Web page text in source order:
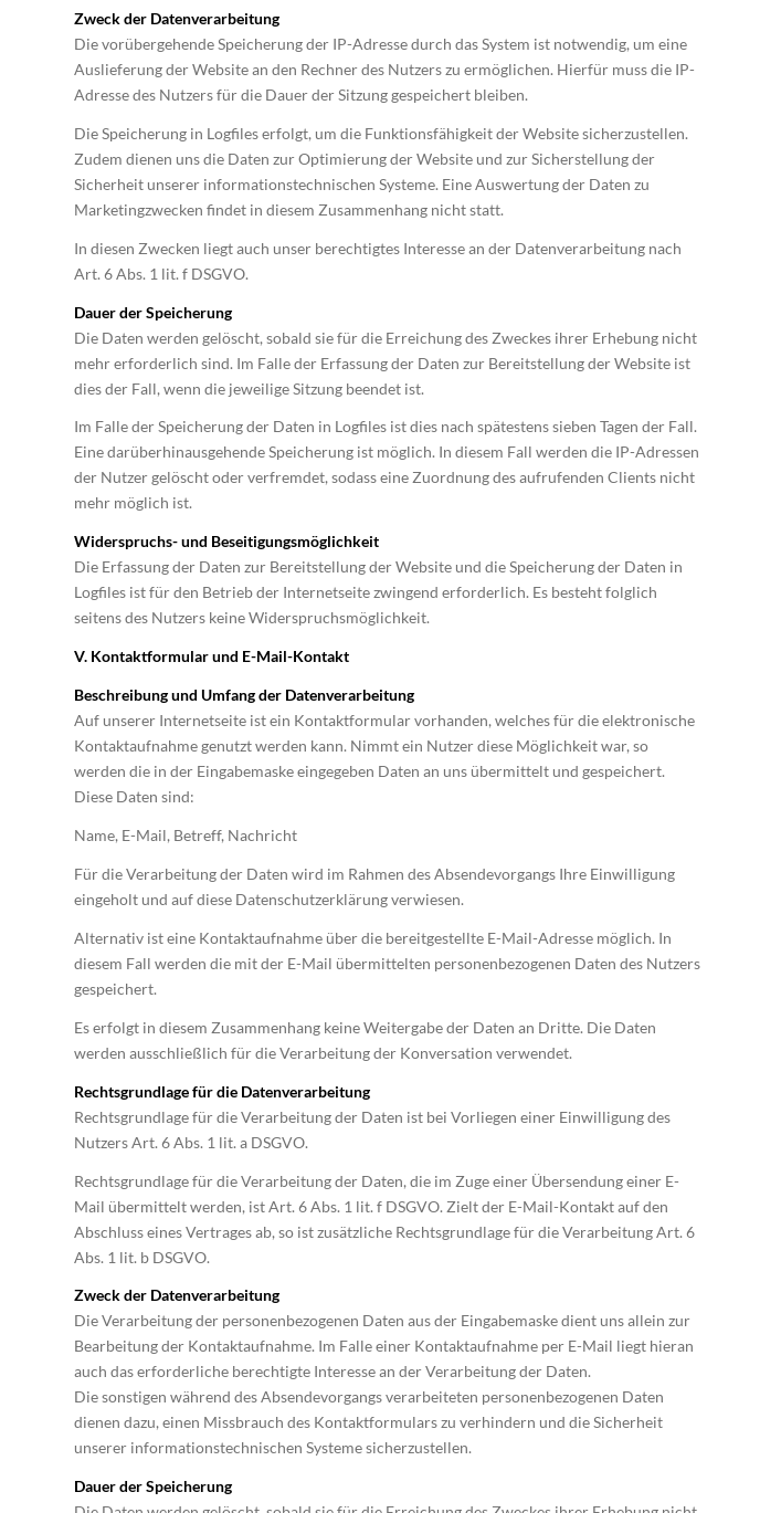
Zweck der Datenverarbeitung
Die vorübergehende Speicherung der IP-Adresse durch das System ist notwendig, um eine
Auslieferung der Website an den Rechner des Nutzers zu ermöglichen. Hierfür muss die IP-
Adresse des Nutzers für die Dauer der Sitzung gespeichert bleiben.
Die Speicherung in Logfiles erfolgt, um die Funktionsfähigkeit der Website sicherzustellen.
Zudem dienen uns die Daten zur Optimierung der Website und zur Sicherstellung der
Sicherheit unserer informationstechnischen Systeme. Eine Auswertung der Daten zu
Marketingzwecken findet in diesem Zusammenhang nicht statt.
In diesen Zwecken liegt auch unser berechtigtes Interesse an der Datenverarbeitung nach
Art. 6 Abs. 1 lit. f DSGVO.
Dauer der Speicherung
Die Daten werden gelöscht, sobald sie für die Erreichung des Zweckes ihrer Erhebung nicht
mehr erforderlich sind. Im Falle der Erfassung der Daten zur Bereitstellung der Website ist
dies der Fall, wenn die jeweilige Sitzung beendet ist.
Im Falle der Speicherung der Daten in Logfiles ist dies nach spätestens sieben Tagen der Fall.
Eine darüberhinausgehende Speicherung ist möglich. In diesem Fall werden die IP-Adressen
der Nutzer gelöscht oder verfremdet, sodass eine Zuordnung des aufrufenden Clients nicht
mehr möglich ist.
Widerspruchs- und Beseitigungsmöglichkeit
Die Erfassung der Daten zur Bereitstellung der Website und die Speicherung der Daten in
Logfiles ist für den Betrieb der Internetseite zwingend erforderlich. Es besteht folglich
seitens des Nutzers keine Widerspruchsmöglichkeit.
V. Kontaktformular und E-Mail-Kontakt
Beschreibung und Umfang der Datenverarbeitung
Auf unserer Internetseite ist ein Kontaktformular vorhanden, welches für die elektronische
Kontaktaufnahme genutzt werden kann. Nimmt ein Nutzer diese Möglichkeit war, so
werden die in der Eingabemaske eingegeben Daten an uns übermittelt und gespeichert.
Diese Daten sind:
Name, E-Mail, Betreff, Nachricht
Für die Verarbeitung der Daten wird im Rahmen des Absendevorgangs Ihre Einwilligung
eingeholt und auf diese Datenschutzerklärung verwiesen.
Alternativ ist eine Kontaktaufnahme über die bereitgestellte E-Mail-Adresse möglich. In
diesem Fall werden die mit der E-Mail übermittelten personenbezogenen Daten des Nutzers
gespeichert.
Es erfolgt in diesem Zusammenhang keine Weitergabe der Daten an Dritte. Die Daten
werden ausschließlich für die Verarbeitung der Konversation verwendet.
Rechtsgrundlage für die Datenverarbeitung
Rechtsgrundlage für die Verarbeitung der Daten ist bei Vorliegen einer Einwilligung des
Nutzers Art. 6 Abs. 1 lit. a DSGVO.
Rechtsgrundlage für die Verarbeitung der Daten, die im Zuge einer Übersendung einer E-
Mail übermittelt werden, ist Art. 6 Abs. 1 lit. f DSGVO. Zielt der E-Mail-Kontakt auf den
Abschluss eines Vertrages ab, so ist zusätzliche Rechtsgrundlage für die Verarbeitung Art. 6
Abs. 1 lit. b DSGVO.
Zweck der Datenverarbeitung
Die Verarbeitung der personenbezogenen Daten aus der Eingabemaske dient uns allein zur
Bearbeitung der Kontaktaufnahme. Im Falle einer Kontaktaufnahme per E-Mail liegt hieran
auch das erforderliche berechtigte Interesse an der Verarbeitung der Daten.
Die sonstigen während des Absendevorgangs verarbeiteten personenbezogenen Daten
dienen dazu, einen Missbrauch des Kontaktformulars zu verhindern und die Sicherheit
unserer informationstechnischen Systeme sicherzustellen.
Dauer der Speicherung